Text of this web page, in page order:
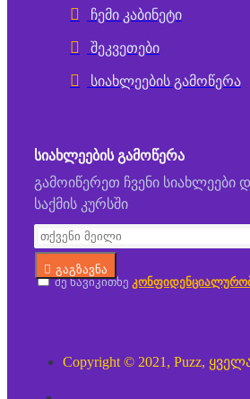
ჩემი კაბინეტი
შეკვეთები
სიახლეების გამოწერა
ᲡᲘᲐᲮᲚᲔᲔᲑᲘᲡ ᲒᲐᲛᲝᲬᲔᲠᲐ
გამოიწერეთ ჩვენი სიახლეები
საქმის კურსში
გაგზავნა
მე წავიკითხე
Copyright © 2021, Puzz,